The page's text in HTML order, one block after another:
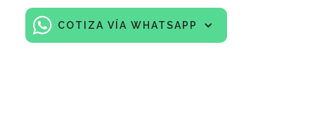
COTIZA VÍA WHATSAPP